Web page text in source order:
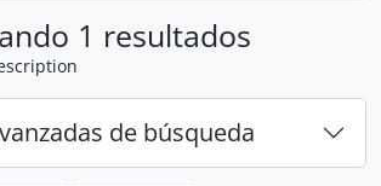
1 resultados
de búsqueda